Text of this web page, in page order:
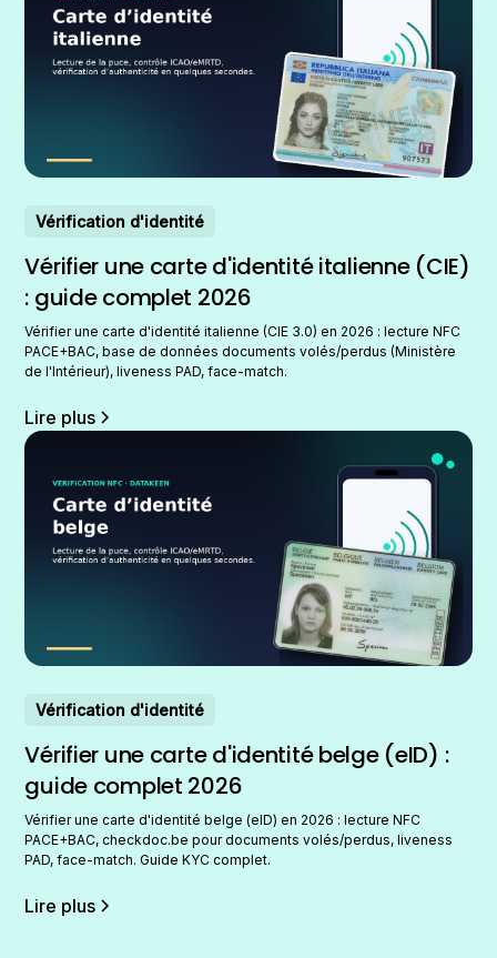
Vérification d'identité
Vérifier une carte d'identité italienne (CIE)
: guide complet 2026
Vérifier une carte d'identité italienne (CIE 3.0) en 2026 : lecture NFC
PACE+BAC, base de données documents volés/perdus (Ministère
de l'Intérieur), liveness PAD, face-match.
Lire plus
Vérification d'identité
Vérifier une carte d'identité belge (eID) :
guide complet 2026
Vérifier une carte d'identité belge (eID) en 2026 : lecture NFC
PACE+BAC, checkdoc.be pour documents volés/perdus, liveness
PAD, face-match. Guide KYC complet.
Lire plus